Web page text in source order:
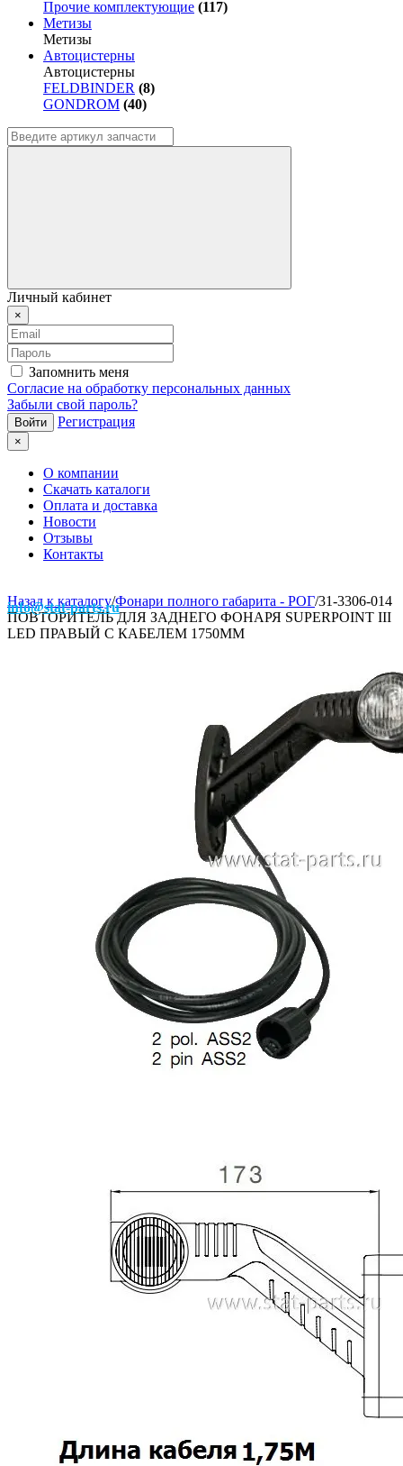
Прочие комплектующие (117)
Метизы
Метизы
Автоцистерны
Автоцистерны
FELDBINDER (8)
GONDROM (40)
Личный кабинет
×
Запомнить меня
Согласие на обработку персональных данных
Забыли свой пароль?
Регистрация
×
О компании
Скачать каталоги
Оплата и доставка
Новости
Отзывы
Контакты
info@stat-parts.ru
Назад к каталогу/Фонари полного габарита - РОГ/31-3306-014
ПОВТОРИТЕЛЬ ДЛЯ ЗАДНЕГО ФОНАРЯ SUPERPOINT III
LED ПРАВЫЙ С КАБЕЛЕМ 1750ММ